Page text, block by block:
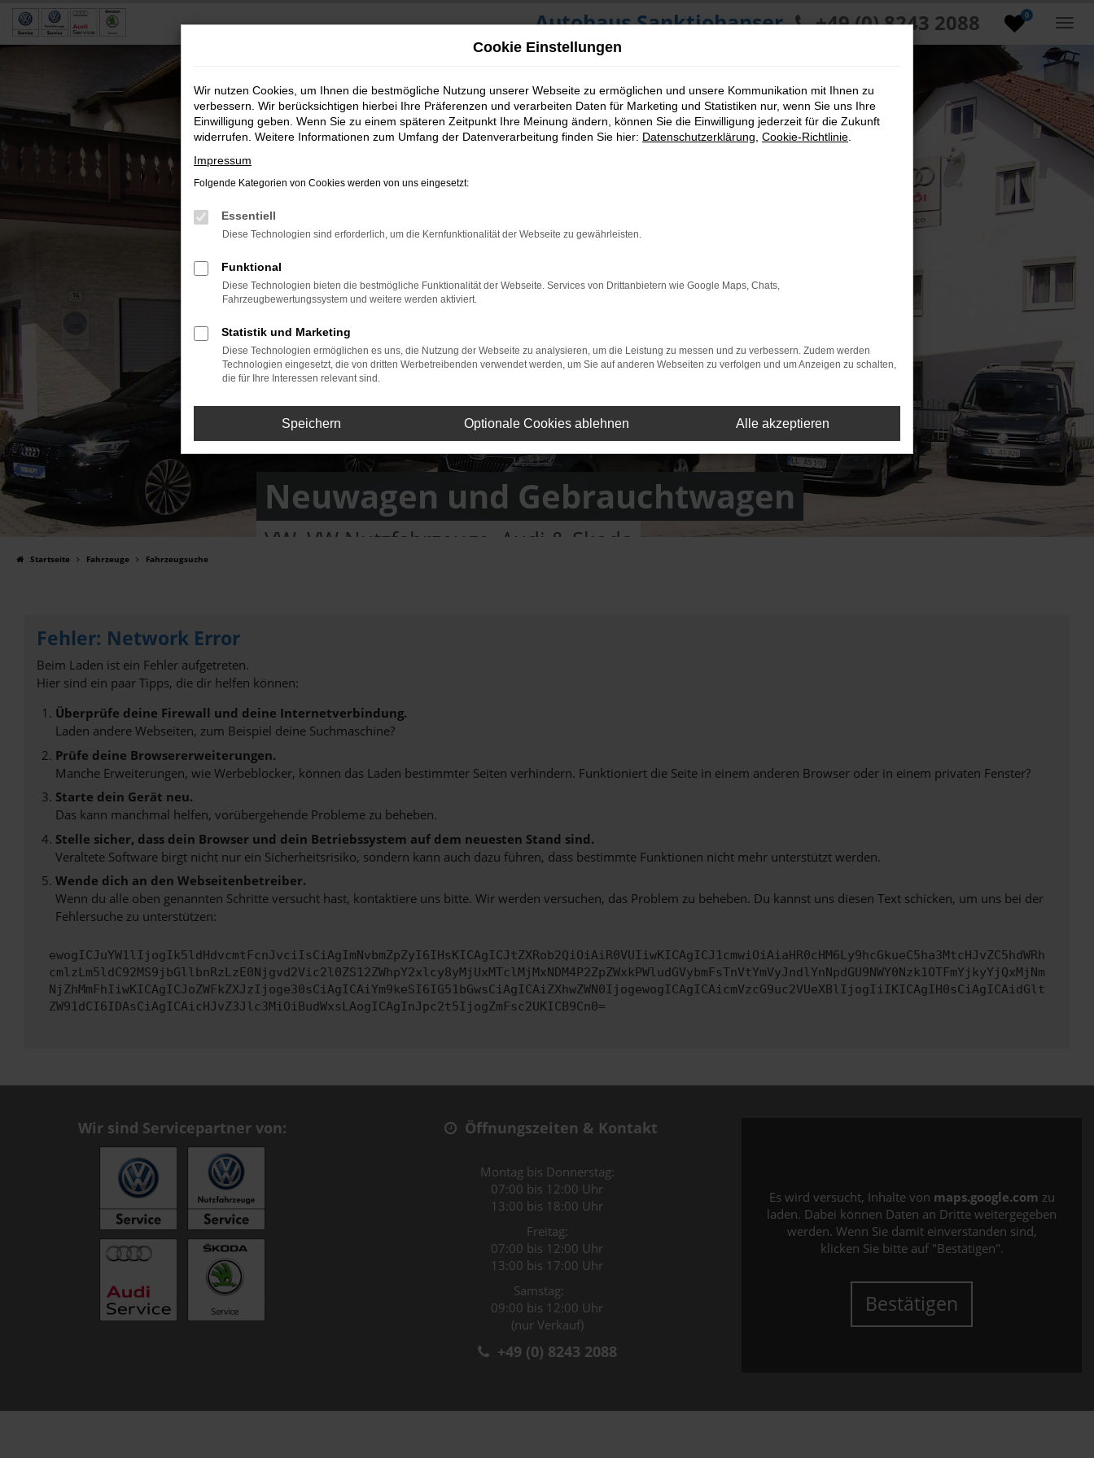
Zum
0
Autohaus Sanktjohanser +49 (0) 8243 2088
Neuwagen und Gebrauchtwagen
VW, VW Nutzfahrzeuge, Audi & Skoda
Startseite Fahrzeuge Fahrzeugsuche
Fehler: Network Error
Beim Laden ist ein Fehler aufgetreten.
Hier sind ein paar Tipps, die dir helfen können:
Überprüfe deine Firewall und deine Internetverbindung.
Laden andere Webseiten, zum Beispiel deine Suchmaschine?
Prüfe deine Browsererweiterungen.
Manche Erweiterungen, wie Werbeblocker, können das Laden bestimmter Seiten verhindern. Funktioniert die Seite in einem anderen Browser oder in einem privaten Fenster?
Starte dein Gerät neu.
Das kann manchmal helfen, vorübergehende Probleme zu beheben.
Stelle sicher, dass dein Browser und dein Betriebssystem auf dem neuesten Stand sind.
Veraltete Software birgt nicht nur ein Sicherheitsrisiko, sondern kann auch dazu führen, dass bestimmte Funktionen nicht mehr unterstützt werden.
Wende dich an den Webseitenbetreiber.
Wenn du alle oben genannten Schritte versucht hast, kontaktiere uns bitte. Wir werden versuchen, das Problem zu beheben. Du kannst uns diesen Text schicken, um uns bei der
Fehlersuche zu unterstützen:
ewogICJuYW1lIjogIk5ldHdvcmtFcnJvciIsCiAgImNvbmZpZyI6IHsKICAgICJtZXRob2QiOiAiR0VUIiwKICAgICJ1cmwiOiAiaHR0cHM6Ly9hcGkueC5ha3MtcHJvZC5hdWRh
cmlzLm5ldC92MS9jbGllbnRzLzE0Njgvd2Vic2l0ZS12ZWhpY2xlcy8yMjUxMTclMjMxNDM4P2ZpZWxkPWludGVybmFsTnVtYmVyJndlYnNpdGU9NWY0Nzk1OTFmYjkyYjQxMjNm
NjZhMmFhIiwKICAgICJoZWFkZXJzIjoge30sCiAgICAiYm9keSI6IG51bGwsCiAgICAiZXhwZWN0IjogewogICAgICAicmVzcG9uc2VUeXBlIjogIiIKICAgIH0sCiAgICAidGlt
ZW91dCI6IDAsCiAgICAicHJvZ3Jlc3MiOiBudWxsLAogICAgInJpc2t5IjogZmFsc2UKICB9Cn0=
Wir sind Servicepartner von: Öffnungszeiten & Kontakt
Montag bis Donnerstag:
07:00 bis 12:00 Uhr
13:00 bis 18:00 Uhr
Freitag:
07:00 bis 12:00 Uhr
13:00 bis 17:00 Uhr
Samstag:
09:00 bis 12:00 Uhr
(nur Verkauf)
+49 (0) 8243 2088
Es wird versucht, Inhalte von maps.google.com zu
laden. Dabei können Daten an Dritte weitergegeben
werden. Wenn Sie damit einverstanden sind,
klicken Sie bitte auf "Bestätigen".
Bestätigen
Cookie Einstellungen
Wir nutzen Cookies, um Ihnen die bestmögliche Nutzung unserer Webseite zu ermöglichen und unsere Kommunikation mit Ihnen zu
verbessern. Wir berücksichtigen hierbei Ihre Präferenzen und verarbeiten Daten für Marketing und Statistiken nur, wenn Sie uns Ihre
Einwilligung geben. Wenn Sie zu einem späteren Zeitpunkt Ihre Meinung ändern, können Sie die Einwilligung jederzeit für die Zukunft
widerrufen. Weitere Informationen zum Umfang der Datenverarbeitung finden Sie hier: Datenschutzerklärung Cookie-Richtlinie
Impressum
Folgende Kategorien von Cookies werden von uns eingesetzt:
Essentiell
Diese Technologien sind erforderlich, um die Kernfunktionalität der Webseite zu gewährleisten.
Funktional
Diese Technologien bieten die bestmögliche Funktionalität der Webseite. Services von Drittanbietern wie Google Maps, Chats,
Fahrzeugbewertungssystem und weitere werden aktiviert.
Statistik und Marketing
Diese Technologien ermöglichen es uns, die Nutzung der Webseite zu analysieren, um die Leistung zu messen und zu verbessern. Zudem werden
Technologien eingesetzt, die von dritten Werbetreibenden verwendet werden, um Sie auf anderen Webseiten zu verfolgen und um Anzeigen zu schalten,
die für Ihre Interessen relevant sind.
Speichern Optionale Cookies ablehnen Alle akzeptieren